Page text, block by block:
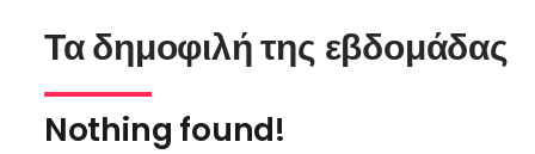
Τα δημοφιλή της εβδομάδας
Nothing found!